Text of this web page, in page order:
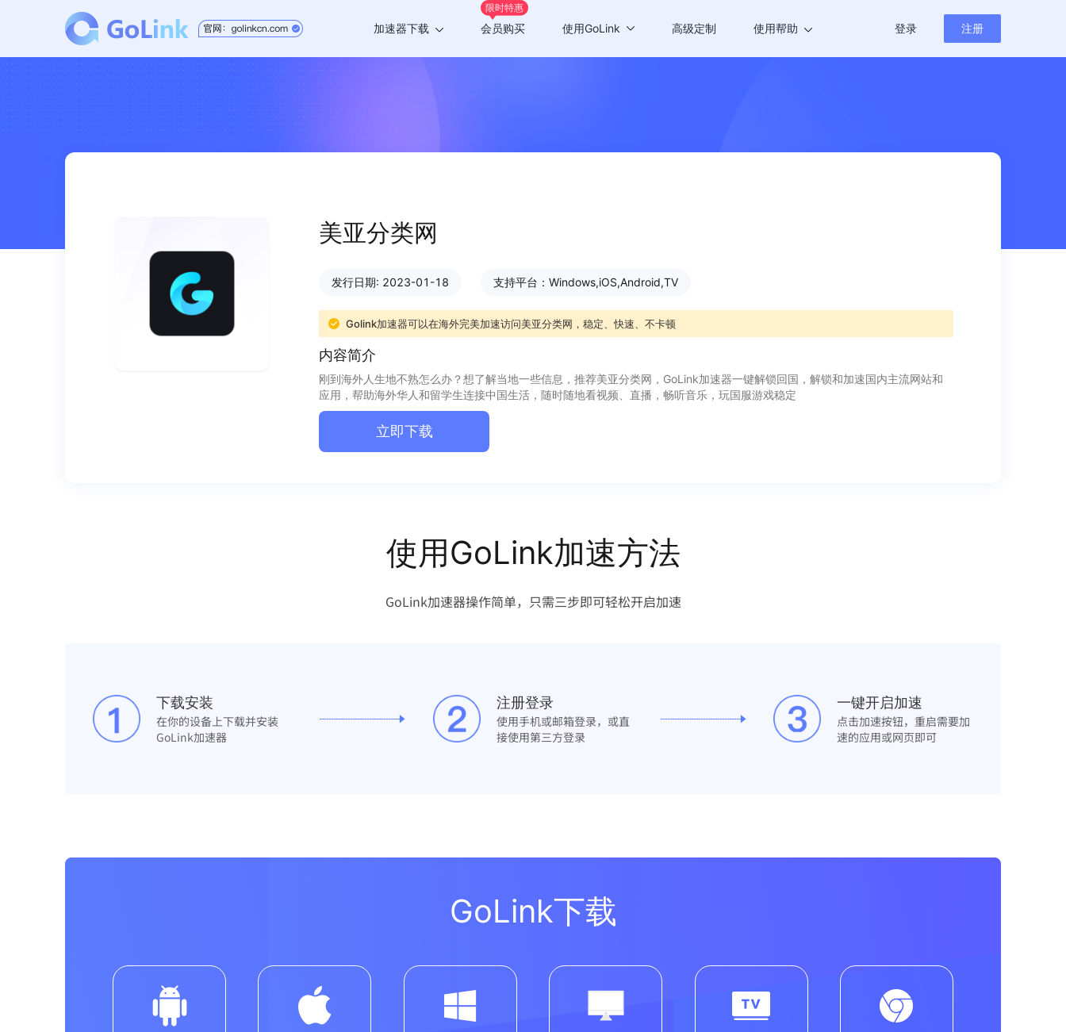
加速器下载
限时特惠
会员购买 使用GoLink 高级定制 使用帮助 登录 注册
美亚分类网
发行日期: 2023-01-18 支持平台：Windows,iOS,Android,TV
Golink加速器可以在海外完美加速访问美亚分类网，稳定、快速、不卡顿
内容简介
刚到海外人生地不熟怎么办？想了解当地一些信息，推荐美亚分类网，GoLink加速器一键解锁回国，解锁和加速国内主流网站和
应用，帮助海外华人和留学生连接中国生活，随时随地看视频、直播，畅听音乐，玩国服游戏稳定
立即下载
使用GoLink加速方法
GoLink加速器操作简单，只需三步即可轻松开启加速
下载安装
在你的设备上下载并安装
GoLink加速器
注册登录
使用手机或邮箱登录，或直
接使用第三方登录
一键开启加速
点击加速按钮，重启需要加
速的应用或网页即可
GoLink下载